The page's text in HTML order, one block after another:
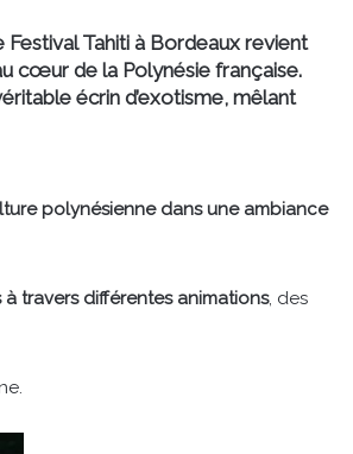
Festival Tahiti à Bordeaux revient
cœur de la Polynésie française.
écrin d’exotisme, mêlant
polynésienne dans une ambiance
travers différentes animations, des